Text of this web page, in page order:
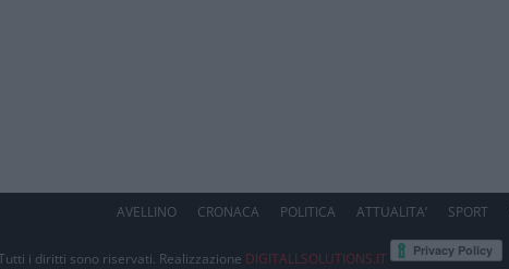
AVELLINO CRONACA POLITICA ATTUALITA’ SPORT
i diritti sono riservati. Realizzazione DIGITALLSOLUTIONS.IT